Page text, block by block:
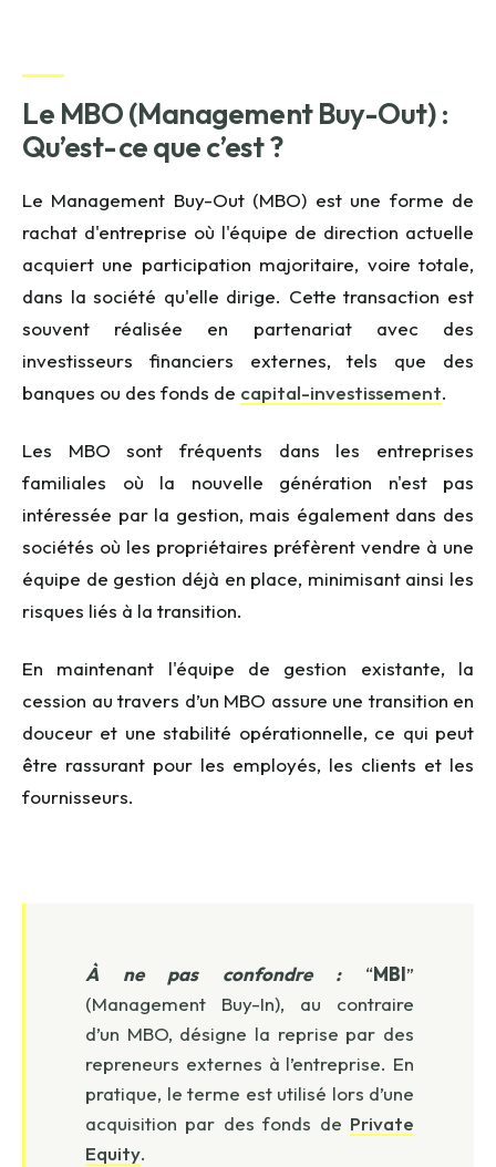
Le MBO (Management Buy-Out) :
Qu’est-ce que c’est ?
Le Management Buy-Out (MBO) est une forme de
rachat d'entreprise où l'équipe de direction actuelle
acquiert une participation majoritaire, voire totale,
dans la société qu'elle dirige. Cette transaction est
souvent réalisée en partenariat avec des
investisseurs financiers externes, tels que des
banques ou des fonds de capital-investissement.
Les MBO sont fréquents dans les entreprises
familiales où la nouvelle génération n'est pas
intéressée par la gestion, mais également dans des
sociétés où les propriétaires préfèrent vendre à une
équipe de gestion déjà en place, minimisant ainsi les
risques liés à la transition.
En maintenant l'équipe de gestion existante, la
cession au travers d’un MBO assure une transition en
douceur et une stabilité opérationnelle, ce qui peut
être rassurant pour les employés, les clients et les
fournisseurs.
À ne pas confondre : “MBI”
(Management Buy-In), au contraire
d’un MBO, désigne la reprise par des
repreneurs externes à l’entreprise. En
pratique, le terme est utilisé lors d’une
acquisition par des fonds de Private
Equity.